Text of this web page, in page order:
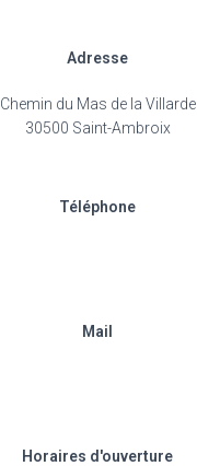
Adresse
Chemin du Mas de la Villarde
30500 Saint-Ambroix
Téléphone
Mail
Horaires d'ouverture